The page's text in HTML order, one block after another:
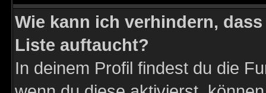
Wie kann ich verhindern,
Liste auftaucht?
In deinem Profil findest du die